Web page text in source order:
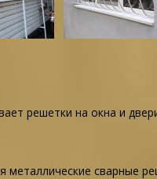
решетки на окна и
металлические сварные